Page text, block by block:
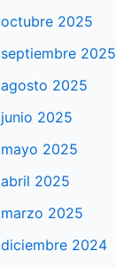
octubre 2025
septiembre 2025
agosto 2025
junio 2025
mayo 2025
abril 2025
marzo 2025
diciembre 2024